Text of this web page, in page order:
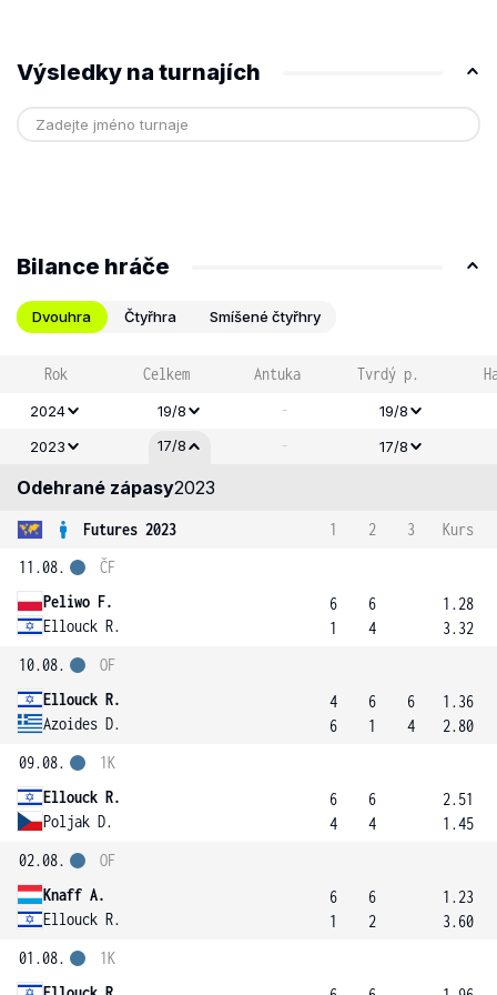
Výsledky na turnajích
Bilance hráče
Dvouhra Čtyřhra Smíšené čtyřhry
Rok Celkem Antuka Tvrdý p.
2024 19/8 -
19/8
2023
17/8 - 17/8
Odehrané zápasy2023
Futures 2023 1 2 3
Kurs
11.08.
Peliwo F.
Ellouck R.
ČF
6
1
6
4
1.28
3.32
10.08.
Ellouck R.
Azoides D.
OF
4
6
6
1
6
4
1.36
2.80
09.08.
Ellouck R.
Poljak D.
1K
6
4
6
4
2.51
1.45
02.08.
Knaff A.
Ellouck R.
OF
6
1
6
2
1.23
3.60
01.08.
1K